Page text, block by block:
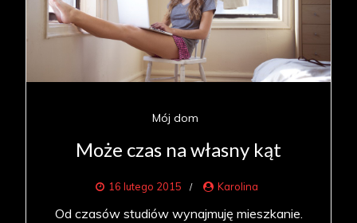
Mój dom
Może czas na własny kąt
16 lutego 2015 Karolina
Od czasów studiów wynajmuję mieszkanie.